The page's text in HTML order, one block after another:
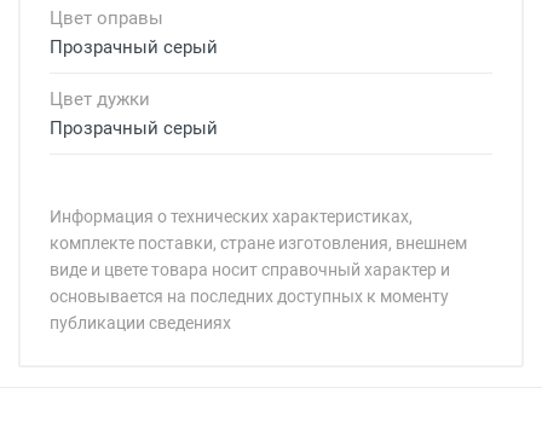
Цвет оправы
Прозрачный серый
Цвет дужки
Прозрачный серый
Информация о технических характеристиках,
комплекте поставки, стране изготовления, внешнем
виде и цвете товара носит справочный характер и
основывается на последних доступных к моменту
публикации сведениях